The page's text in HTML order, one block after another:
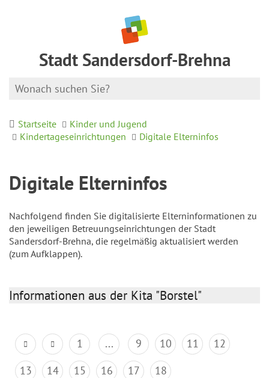
Stadt Sandersdorf-Brehna
Startseite
Kinder und Jugend
Kindertageseinrichtungen
Digitale Elterninfos
Digitale Elterninfos
Nachfolgend finden Sie digitalisierte Elterninformationen zu
den jeweiligen Betreuungseinrichtungen der Stadt
Sandersdorf-Brehna, die regelmäßig aktualisiert werden
(zum Aufklappen).
Informationen aus der Kita "Borstel"
1 ... 9 10 11
12
13
14 15 16 17 18